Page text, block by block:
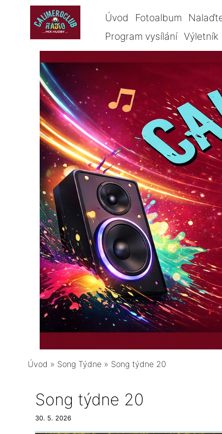
Úvod Fotoalbum
Program vysílání Výletník
Úvod » Song Týdne » Song týdne 20
Song týdne 20
30. 5. 2026